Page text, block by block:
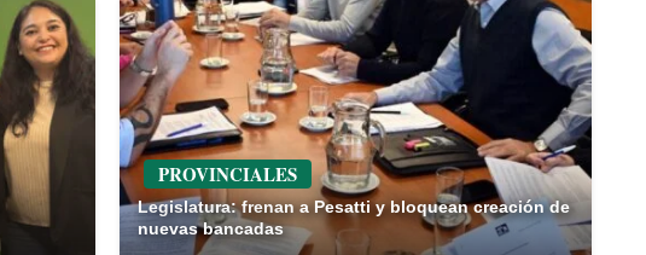
PROVINCIALES
Legislatura: frenan a Pesatti y bloquean creación de
nuevas bancadas